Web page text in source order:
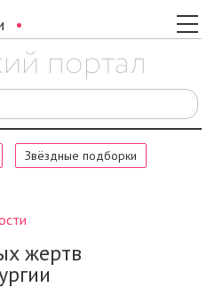
Звёздные подборки
жертв